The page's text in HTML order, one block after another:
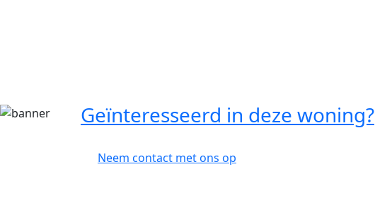
Geïnteresseerd in deze woning?
Neem contact met ons op